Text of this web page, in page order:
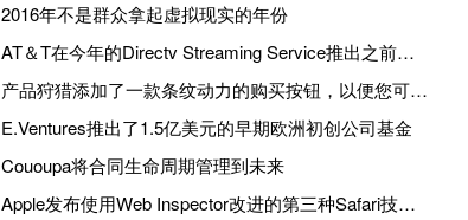
2016年不是群众拿起虚拟现实的年份
AT＆T在今年的Directv Streaming Service推出之前收购了OTT视频平台QuickPlay
产品狩猎添加了一款条纹动力的购买按钮，以便您可以在网站上购物
E.Ventures推出了1.5亿美元的早期欧洲初创公司基金
Cououpa将合同生命周期管理到未来
Apple发布使用Web Inspector改进的第三种Safari技术预览更新，错误修复